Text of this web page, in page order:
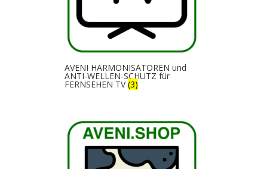
AVENI HARMONISATOREN und
ANTI-WELLEN-SCHUTZ für
FERNSEHEN TV(3)